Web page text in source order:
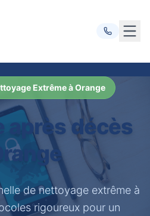
Extrême à Orange
après décès
de nettoyage extrême à
rigoureux pour un